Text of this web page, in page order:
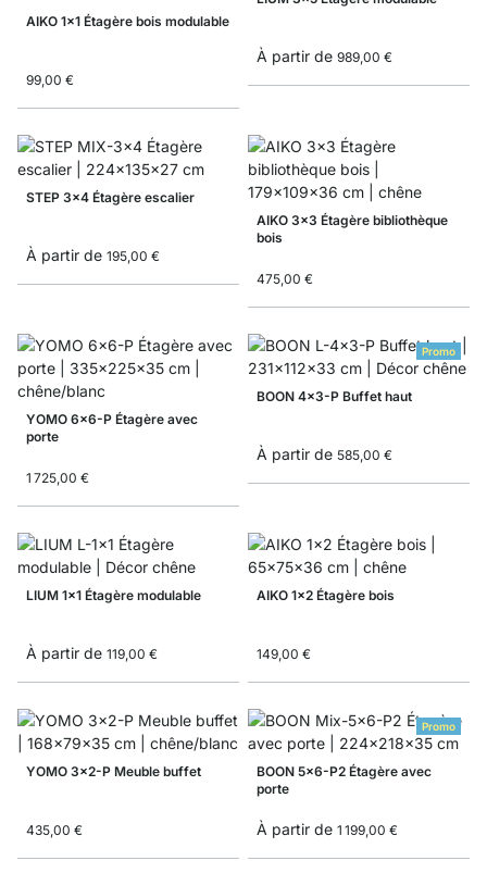
AIKO 1x1 Étagère bois modulable
99,00 €
À partir de 989,00 €
STEP 3x4 Étagère escalier
À partir de 195,00 €
AIKO 3x3 Étagère bibliothèque
bois
475,00 €
YOMO 6x6-P Étagère avec
porte
1 725,00 €
Promo
BOON 4x3-P Buffet haut
À partir de 585,00 €
LIUM 1x1 Étagère modulable
À partir de 119,00 €
AIKO 1x2 Étagère bois
149,00 €
YOMO 3x2-P Meuble buffet
435,00 €
Promo
BOON 5x6-P2 Étagère avec
porte
À partir de 1 199,00 €